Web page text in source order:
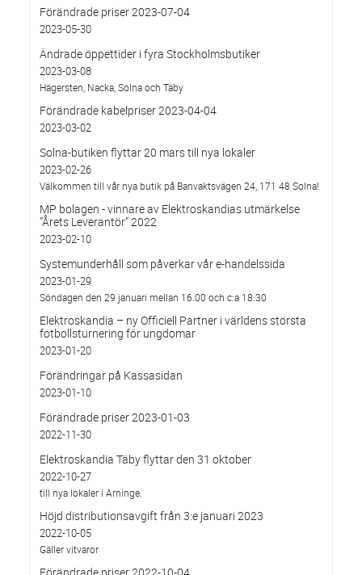
Förändrade priser 2023-07-04
2023-05-30
Ändrade öppettider i fyra Stockholmsbutiker
2023-03-08
Hägersten, Nacka, Solna och Täby
Förändrade kabelpriser 2023-04-04
2023-03-02
Solna-butiken flyttar 20 mars till nya lokaler
2023-02-26
Välkommen till vår nya butik på Banvaktsvägen 24, 171 48 Solna!
MP bolagen - vinnare av Elektroskandias utmärkelse
”Årets Leverantör” 2022
2023-02-10
Systemunderhåll som påverkar vår e-handelssida
2023-01-29
Söndagen den 29 januari mellan 16.00 och c:a 18.30
Elektroskandia – ny Officiell Partner i världens största
fotbollsturnering för ungdomar
2023-01-20
Förändringar på Kassasidan
2023-01-10
Förändrade priser 2023-01-03
2022-11-30
Elektroskandia Täby flyttar den 31 oktober
2022-10-27
till nya lokaler i Arninge.
Höjd distributionsavgift från 3:e januari 2023
2022-10-05
Gäller vitvaror